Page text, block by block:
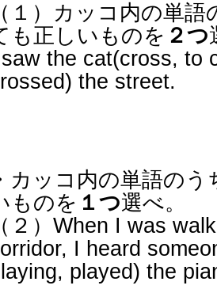
（１）カッコ内の単
も正しいものを ２つ
the cat(cross, to
the street.
カッコ内の単語の
ものを １つ選べ。
（２）When I was
I heard
played) the